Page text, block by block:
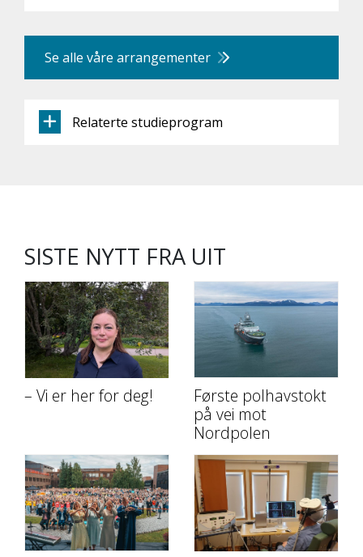
Se alle våre arrangementer
Relaterte studieprogram
SISTE NYTT FRA UIT
– Vi er her for deg!
Første polhavstokt
på vei mot
Nordpolen